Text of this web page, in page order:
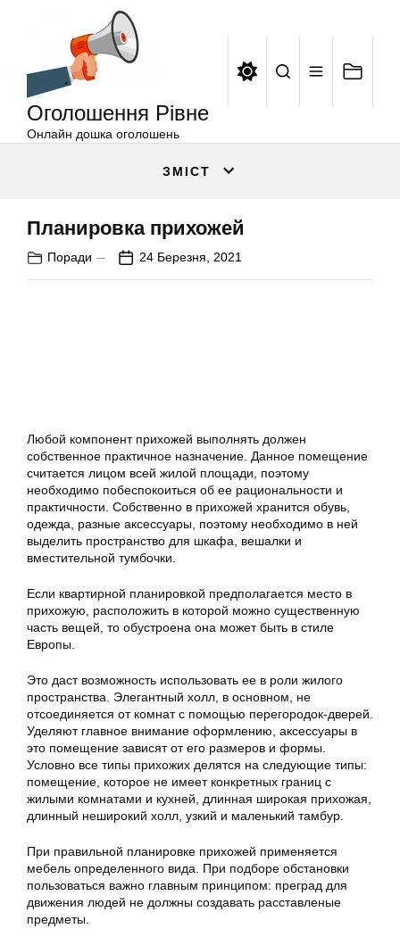
Оголошення Рівне
Онлайн дошка оголошень
ЗМІСТ
Планировка прихожей
Поради 24 Березня, 2021
Любой компонент прихожей выполнять должен
собственное практичное назначение. Данное помещение
считается лицом всей жилой площади, поэтому
необходимо побеспокоиться об ее рациональности и
практичности. Собственно в прихожей хранится обувь,
одежда, разные аксессуары, поэтому необходимо в ней
выделить пространство для шкафа, вешалки и
вместительной тумбочки.
Если квартирной планировкой предполагается место в
прихожую, расположить в которой можно существенную
часть вещей, то обустроена она может быть в стиле
Европы.
Это даст возможность использовать ее в роли жилого
пространства. Элегантный холл, в основном, не
отсоединяется от комнат с помощью перегородок-дверей.
Уделяют главное внимание оформлению, аксессуары в
это помещение зависят от его размеров и формы.
Условно все типы прихожих делятся на следующие типы:
помещение, которое не имеет конкретных границ с
жилыми комнатами и кухней, длинная широкая прихожая,
длинный неширокий холл, узкий и маленький тамбур.
При правильной планировке прихожей применяется
мебель определенного вида. При подборе обстановки
пользоваться важно главным принципом: преград для
движения людей не должны создавать расставленые
предметы.